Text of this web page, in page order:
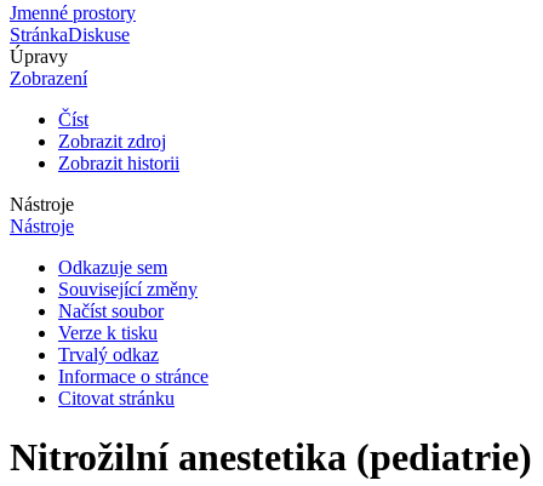
Jmenné prostory
StránkaDiskuse
Úpravy
Zobrazení
Číst
Zobrazit zdroj
Zobrazit historii
Nástroje
Nástroje
Odkazuje sem
Související změny
Načíst soubor
Verze k tisku
Trvalý odkaz
Informace o stránce
Citovat stránku
Nitrožilní anestetika (pediatrie)